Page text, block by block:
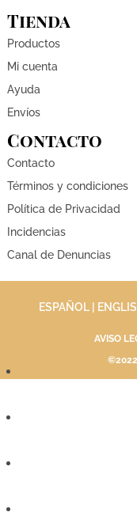
Tienda
Productos
Mi cuenta
Ayuda
Envíos
Contacto
Contacto
Términos y condiciones
Política de Privacidad
Incidencias
Canal de Denuncias
ESPAÑOL |
AVISO
©2022